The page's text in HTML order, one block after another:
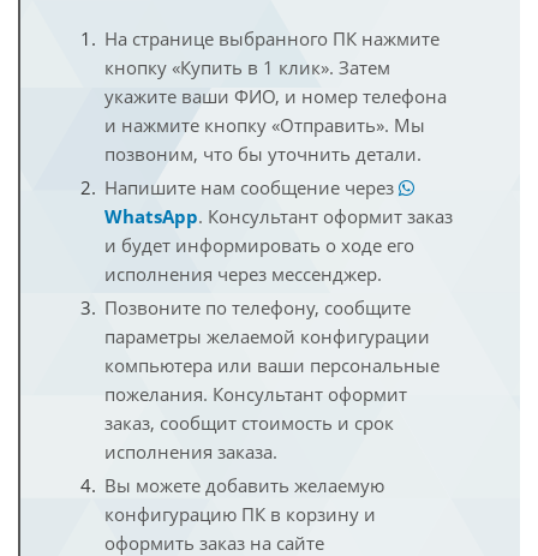
На странице выбранного ПК нажмите
кнопку «Купить в 1 клик». Затем
укажите ваши ФИО, и номер телефона
и нажмите кнопку «Отправить». Мы
позвоним, что бы уточнить детали.
Напишите нам сообщение через
WhatsApp. Консультант оформит заказ
и будет информировать о ходе его
исполнения через мессенджер.
Позвоните по телефону, сообщите
параметры желаемой конфигурации
компьютера или ваши персональные
пожелания. Консультант оформит
заказ, сообщит стоимость и срок
исполнения заказа.
Вы можете добавить желаемую
конфигурацию ПК в корзину и
оформить заказ на сайте